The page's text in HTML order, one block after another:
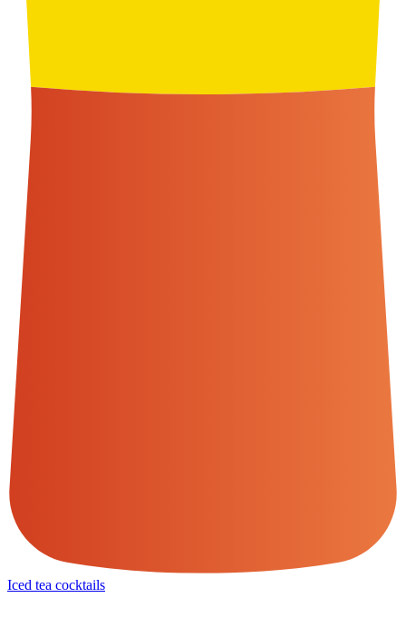
Iced tea cocktails